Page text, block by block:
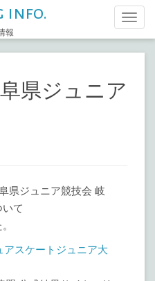
T
o
g
info.
報
県ジュニア
県ジュニア競技会 岐
て
アスケートジュニア大